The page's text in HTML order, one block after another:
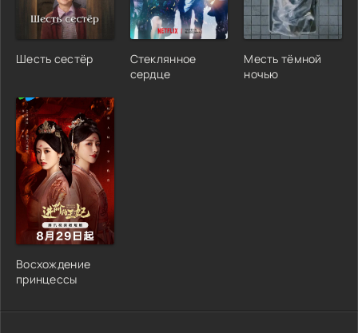
Шесть сестёр
Стеклянное
сердце
Месть тёмной
ночью
Восхождение
принцессы